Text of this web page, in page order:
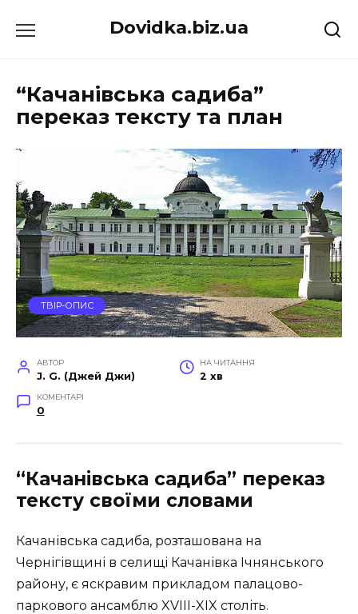
до
Dovidka.biz.ua
“Качанівська садиба”
переказ тексту та план
ТВІР-ОПИС
АВТОР
J. G. (Джей Джи)
НА ЧИТАННЯ
2 хв
КОМЕНТАРІ
0
“Качанівська садиба” переказ
тексту своїми словами
Качанівська садиба, розташована на
Чернігівщині в селищі Качанівка Ічнянського
району, є яскравим прикладом палацово-
паркового ансамблю XVIII-XIX століть.